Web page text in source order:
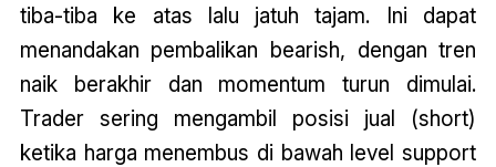
tiba-tiba ke atas lalu jatuh tajam. Ini dapat
menandakan pembalikan bearish, dengan tren
naik berakhir dan momentum turun dimulai.
Trader sering mengambil posisi jual (short)
ketika harga menembus di bawah level support